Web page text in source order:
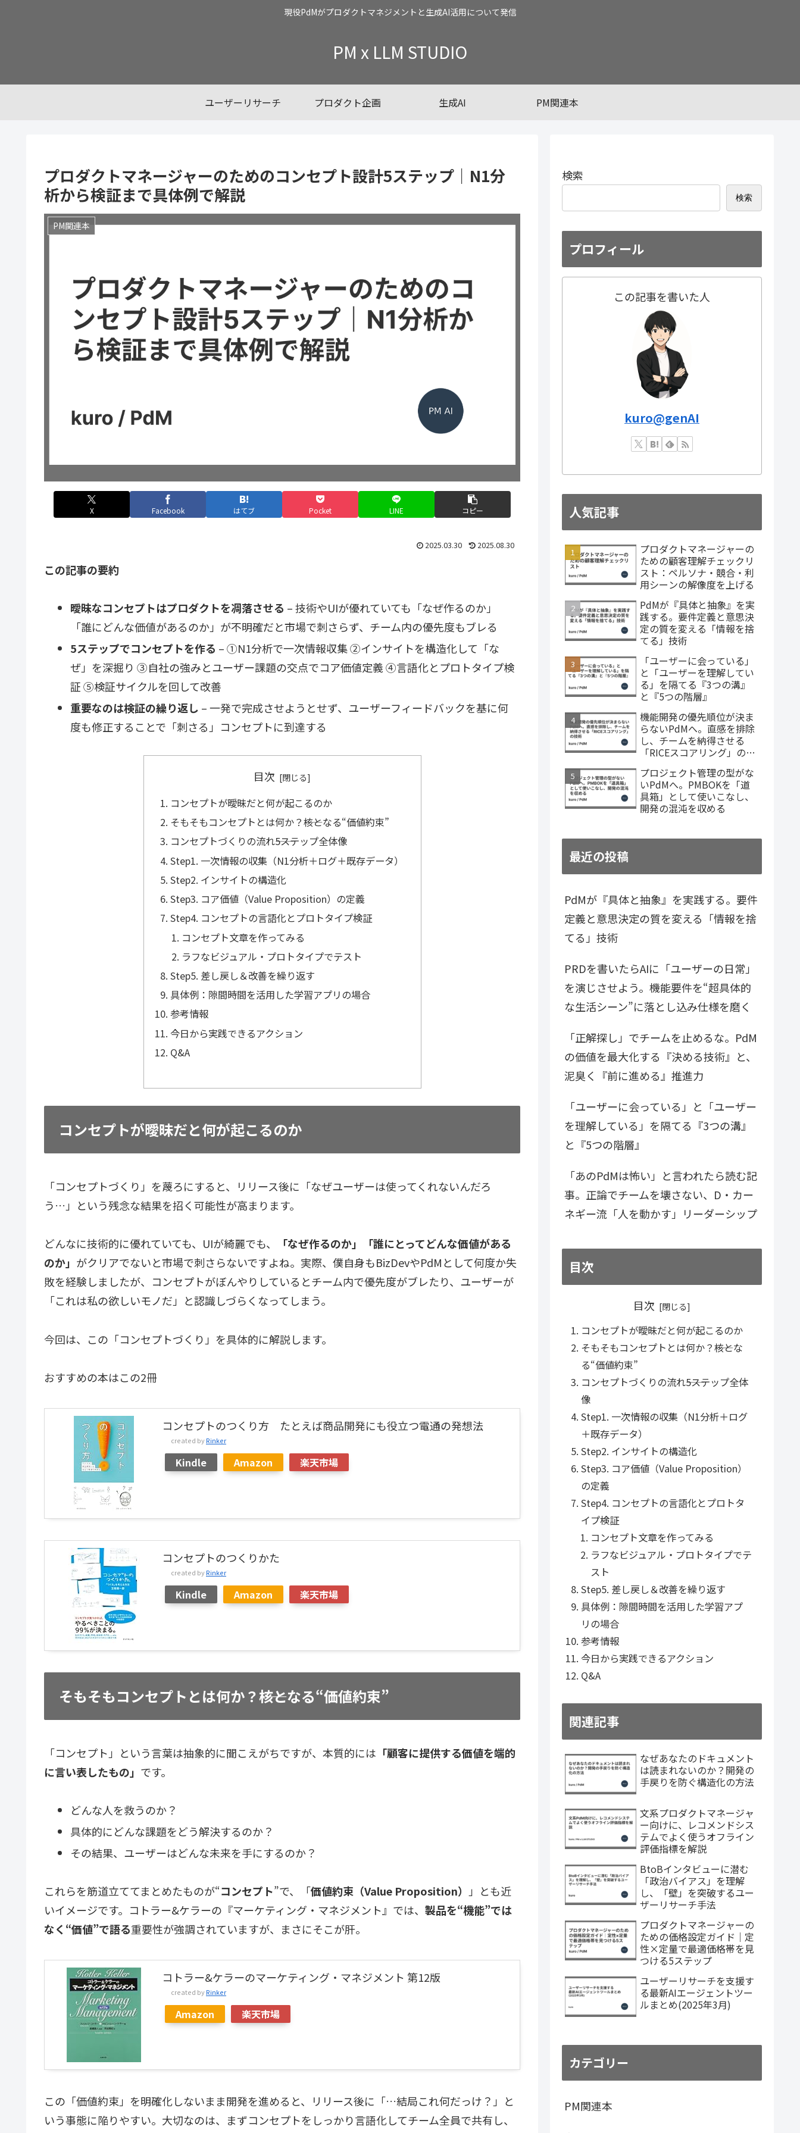
現役PdMがプロダクトマネジメントと生成AI活用について発信
PM x LLM STUDIO
ユーザーリサーチ プロダクト企画 生成AI PM関連本
プロダクトマネージャーのためのコンセプト設計5ステップ｜N1分
析から検証まで具体例で解説
PM関連本
X Facebook はてブ Pocket LINE コピー
2025.03.30 2025.08.30
この記事の要約
曖昧なコンセプトはプロダクトを凋落させる – 技術やUIが優れていても「なぜ作るのか」
「誰にどんな価値があるのか」が不明確だと市場で刺さらず、チーム内の優先度もブレる
5ステップでコンセプトを作る – ①N1分析で一次情報収集 ②インサイトを構造化して「な
ぜ」を深掘り ③自社の強みとユーザー課題の交点でコア価値定義 ④言語化とプロトタイプ検
証 ⑤検証サイクルを回して改善
重要なのは検証の繰り返し – 一発で完成させようとせず、ユーザーフィードバックを基に何
度も修正することで「刺さる」コンセプトに到達する
目次
コンセプトが曖昧だと何が起こるのか
そもそもコンセプトとは何か？――核となる“価値約束”
コンセプトづくりの流れ――5ステップ全体像
Step1. 一次情報の収集（N1分析＋ログ＋既存データ）
Step2. インサイトの構造化
Step3. コア価値（Value Proposition）の定義
Step4. コンセプトの言語化とプロトタイプ検証
コンセプト文章を作ってみる
ラフなビジュアル・プロトタイプでテスト
Step5. 差し戻し＆改善を繰り返す
具体例：隙間時間を活用した学習アプリの場合
参考情報
今日から実践できるアクション
Q&A
コンセプトが曖昧だと何が起こるのか
「コンセプトづくり」を蔑ろにすると、リリース後に「なぜユーザーは使ってくれないんだろ
う…」という残念な結果を招く可能性が高まります。
どんなに技術的に優れていても、UIが綺麗でも、
「なぜ作るのか」「誰にとってどんな価値がある
のか」 がクリアでないと市場で刺さらないですよね。実際、僕自身もBizDevやPdMとして何度か失
敗を経験しましたが、コンセプトがぼんやりしているとチーム内で優先度がブレたり、ユーザーが
「これは私の欲しいモノだ」と認識しづらくなってしまう。
今回は、この「コンセプトづくり」を具体的に解説します。
おすすめの本はこの2冊
コンセプトのつくり方 たとえば商品開発にも役立つ電通の発想法
created byRinker
Kindle Amazon 楽天市場
コンセプトのつくりかた
created byRinker
Kindle Amazon 楽天市場
そもそもコンセプトとは何か？――核となる“価値約束”
「コンセプト」という言葉は抽象的に聞こえがちですが、本質的には 「顧客に提供する価値を端的
に言い表したもの」 です。
どんな人を救うのか？
具体的にどんな課題をどう解決するのか？
その結果、ユーザーはどんな未来を手にするのか？
これらを筋道立ててまとめたものが“コンセプト”で、「価値約束（Value Proposition）
」とも近
いイメージです。コトラー&ケラーの『マーケティング・マネジメント』では、 製品を“機能”では
なく“価値”で語る重要性が強調されていますが、まさにそこが肝。
コトラー&ケラーのマーケティング・マネジメント 第12版
created byRinker
Amazon 楽天市場
この「価値約束」を明確化しないまま開発を進めると、リリース後に「…結局これ何だっけ？」と
いう事態に陥りやすい。大切なのは、まずコンセプトをしっかり言語化してチーム全員で共有し、
検索
検索
プロフィール
この記事を書いた人
kuro@genAI
人気記事
プロダクトマネージャーの
ための顧客理解チェックリ
スト：ペルソナ・競合・利
用シーンの解像度を上げる
PdMが『具体と抽象』を実
践する。要件定義と意思決
定の質を変える「情報を捨
てる」技術
「ユーザーに会っている」
と「ユーザーを理解してい
る」を隔てる『3つの溝』
と『5つの階層』
機能開発の優先順位が決ま
らないPdMへ。直感を排除
し、チームを納得させる
「RICEスコアリング」の技
プロジェクト管理の型がな
いPdMへ。PMBOKを「道
具箱」として使いこなし、
開発の混沌を収める
最近の投稿
PdMが『具体と抽象』を実践する。要件
定義と意思決定の質を変える「情報を捨
てる」技術
PRDを書いたらAIに「ユーザーの日常」
を演じさせよう。機能要件を“超具体的
な生活シーン”に落とし込み仕様を磨く
「正解探し」でチームを止めるな。PdM
の価値を最大化する『決める技術』と、
泥臭く『前に進める』推進力
「ユーザーに会っている」と「ユーザー
を理解している」を隔てる『3つの溝』
と『5つの階層』
「あのPdMは怖い」と言われたら読む記
事。正論でチームを壊さない、D・カー
ネギー流「人を動かす」リーダーシップ
目次
目次
コンセプトが曖昧だと何が起こるのか
そもそもコンセプトとは何か？――核とな
る“価値約束”
コンセプトづくりの流れ――5ステップ全体
像
Step1. 一次情報の収集（N1分析＋ログ
＋既存データ）
Step2. インサイトの構造化
Step3. コア価値（Value Proposition）
の定義
Step4. コンセプトの言語化とプロトタ
イプ検証
コンセプト文章を作ってみる
ラフなビジュアル・プロトタイプでテ
スト
Step5. 差し戻し＆改善を繰り返す
具体例：隙間時間を活用した学習アプ
リの場合
参考情報
今日から実践できるアクション
Q&A
関連記事
なぜあなたのドキュメント
は読まれないのか？開発の
手戻りを防ぐ構造化の方法
文系プロダクトマネージャ
ー向けに、レコメンドシス
テムでよく使うオフライン
評価指標を解説
BtoBインタビューに潜む
「政治バイアス」を理解
し、「壁」を突破するユー
ザーリサーチ手法
プロダクトマネージャーの
ための価格設定ガイド｜定
性×定量で最適価格帯を見
つける5ステップ
ユーザーリサーチを支援す
る最新AIエージェントツー
ルまとめ(2025年3月)
カテゴリー
PM関連本